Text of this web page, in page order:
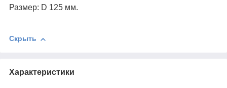
Размер: D 125 мм.
Скрыть
Характеристики